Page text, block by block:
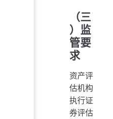
（三
）监
管要
求
资产评
估机构
执行证
券评估